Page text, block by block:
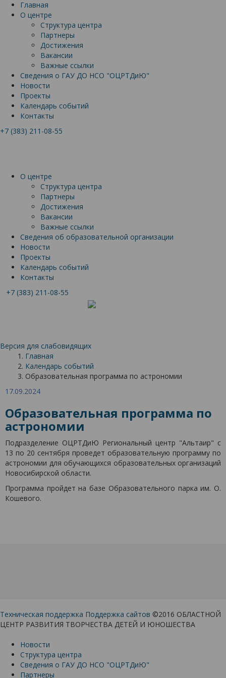
Главная
О центре
Структура центра
Партнеры
Достижения
Вакансии
Важные ссылки
Сведения о ГАУ ДО НСО "ОЦРТДиЮ"
Новости
Проекты
Календарь событий
Контакты
+7 (383) 211-08-55
О центре
Структура центра
Партнеры
Достижения
Вакансии
Важные ссылки
Сведения об образовательной организации
Новости
Проекты
Календарь событий
Контакты
+7 (383) 211-08-55
Версия для слабовидящих
Главная
Календарь событий
Образовательная программа по астрономии
17.09.2024
Образовательная программа по
астрономии
Подразделение ОЦРТДиЮ Региональный центр "Альтаир" с
13 по 20 сентября проведет образовательную программу по
астрономии для обучающихся образовательных организаций
Новосибирской области.
Программа пройдет на базе Образовательного парка им. О.
Кошевого.
Техническая поддержка Поддержка сайтов ©2016 ОБЛАСТНОЙ
ЦЕНТР РАЗВИТИЯ ТВОРЧЕСТВА ДЕТЕЙ И ЮНОШЕСТВА
Новости
Структура центра
Сведения о ГАУ ДО НСО "ОЦРТДиЮ"
Партнеры